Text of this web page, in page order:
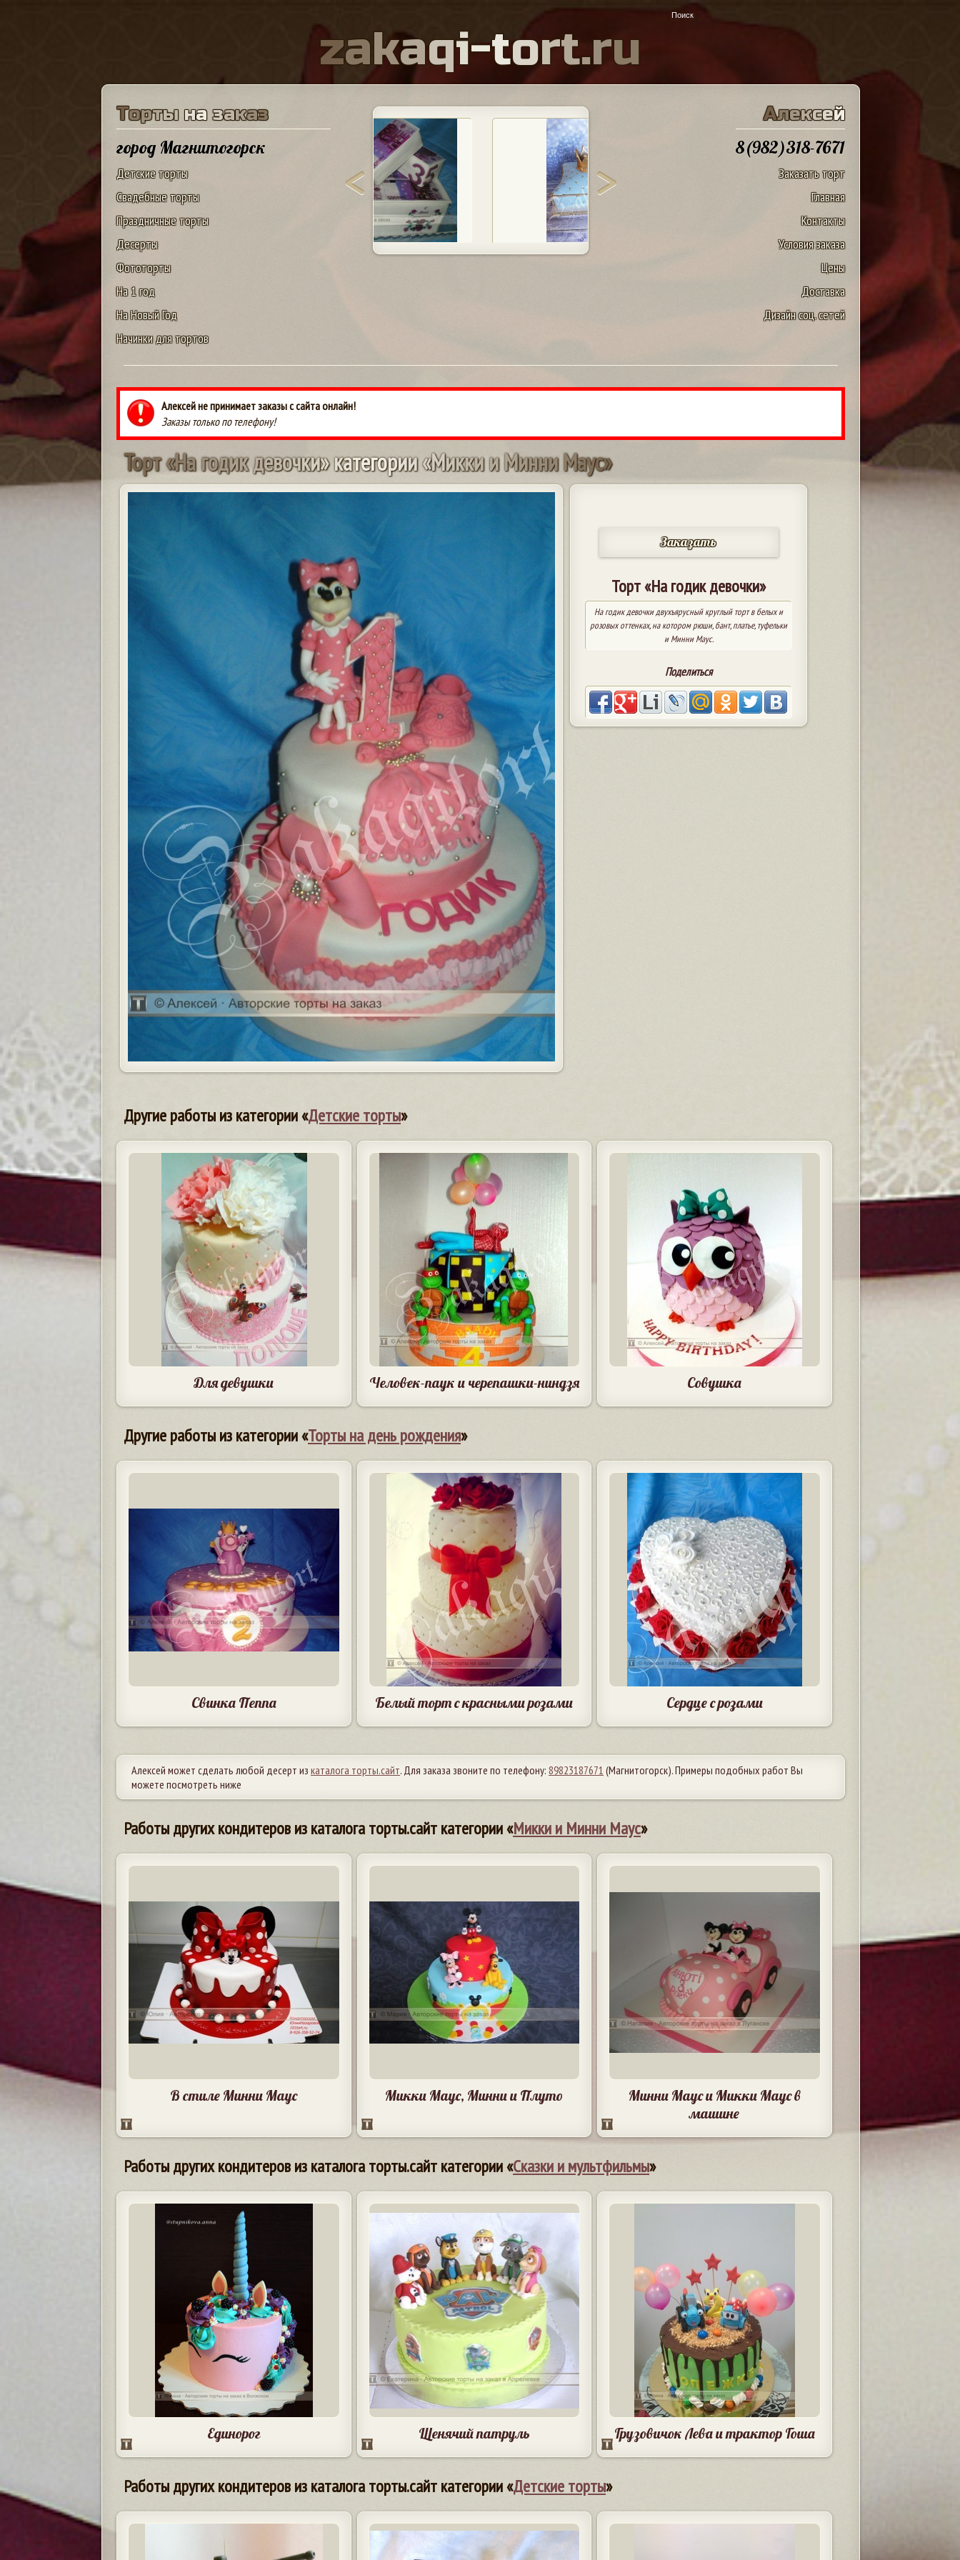
zakaqi-tort.ru
Торты на заказ
город Магнитогорск
Детские торты
Свадебные торты
Праздничные торты
Десерты
Фототорты
На 1 год
На Новый Год
Начинки для тортов
Алексей
8(982)318-7671
Заказать торт
Главная
Контакты
Условия заказа
Цены
Доставка
Дизайн соц. сетей
Алексей не принимает заказы с сайта онлайн!
Заказы только по телефону!
Торт«Нагодикдевочки»категории«МиккииМинниМаус»
Заказать
Торт «На годик девочки»
На годик девочки двухъярусный круглый торт в белых и
розовых оттенках, на котором рюши, бант, платье, туфельки
и Минни Маус.
Поделиться
Другие работы из категории «Детские торты»
Для девушки Человек-паук и черепашки-ниндзя Совушка
Другие работы из категории «Торты на день рождения»
Свинка Пеппа Белый торт с красными розами Сердце с розами
Алексей может сделать любой десерт из каталога торты.сайт. Для заказа звоните по телефону: 89823187671 (Магнитогорск). Примеры подобных работ Вы
можете посмотреть ниже
Работы других кондитеров из каталога торты.сайт категории «Микки и Минни Маус»
В стиле Минни Маус Микки Маус, Минни и Плуто
Минни Маус и Микки Маус в
машине
Работы других кондитеров из каталога торты.сайт категории «Сказки и мультфильмы»
Единорог Щенячий патруль Грузовичок Лева и трактор Гоша
Работы других кондитеров из каталога торты.сайт категории «Детские торты»